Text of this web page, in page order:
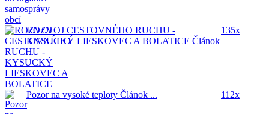
ROZVOJ CESTOVNÉHO RUCHU -
KYSUCKÝ LIESKOVEC A BOLATICE Článok
...
135x
Pozor na vysoké teploty Článok ... 112x